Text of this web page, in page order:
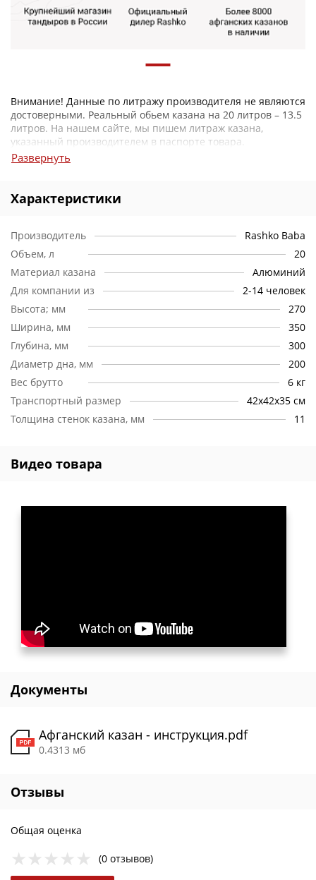
Внимание! Данные по литражу производителя не являются
достоверными. Реальный обьем казана на 20 литров – 13.5
литров. На нашем сайте, мы пишем литраж казана,
указанный производителем в паспорте товара.
Развернуть
Характеристики
Производитель
Rashko Baba
Объем, л
20
Материал казана
Алюминий
Для компании из
2-14 человек
Высота; мм
270
Ширина, мм
350
Глубина, мм
300
Диаметр дна, мм
200
Вес брутто
6 кг
Транспортный размер
42х42х35 см
Толщина стенок казана, мм
11
Видео товара
Документы
Афганский казан - инструкция.pdf
0.4313 мб
Отзывы
Общая оценка
(0 отзывов)